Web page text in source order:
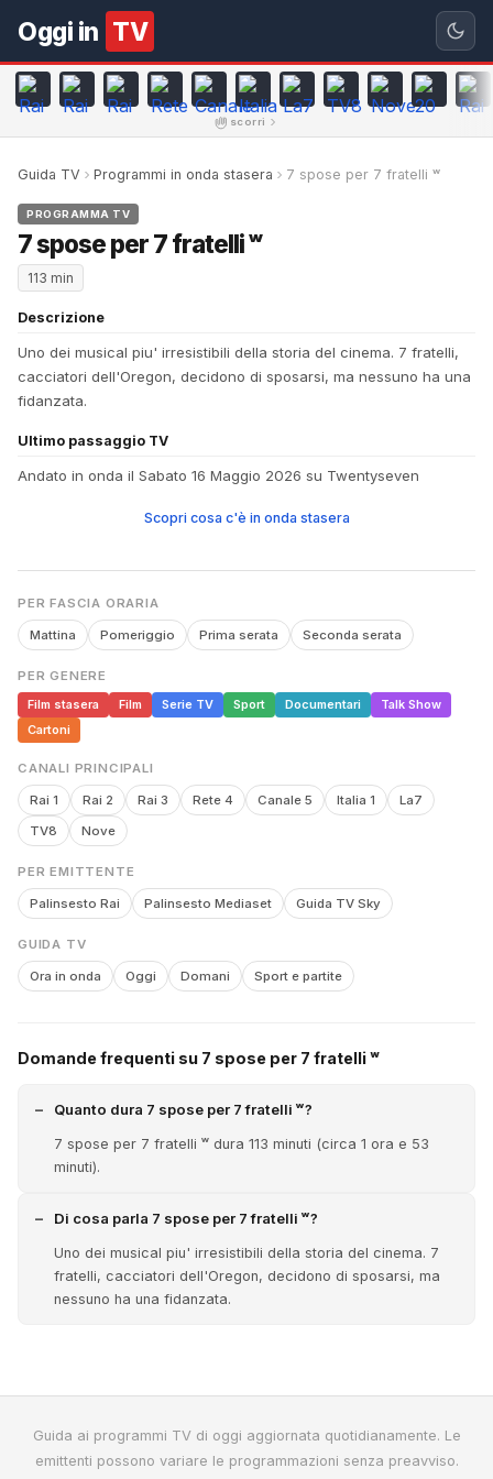
Oggi in TV
scorri
Guida TV Programmi in onda stasera 7 spose per 7 fratelli ʷ
PROGRAMMA TV
7 spose per 7 fratelli ʷ
113 min
Descrizione
Uno dei musical piu' irresistibili della storia del cinema. 7 fratelli,
cacciatori dell'Oregon, decidono di sposarsi, ma nessuno ha una
fidanzata.
Ultimo passaggio TV
Andato in onda il Sabato 16 Maggio 2026 su Twentyseven
Scopri cosa c'è in onda stasera
PER FASCIA ORARIA
Mattina Pomeriggio Prima serata Seconda serata
PER GENERE
Film stasera
Film Serie TV Sport Documentari
Talk Show
Cartoni
CANALI PRINCIPALI
Rai 1 Rai 2 Rai 3 Rete 4 Canale 5 Italia 1
La7
TV8
Nove
PER EMITTENTE
Palinsesto Rai Palinsesto Mediaset Guida TV Sky
GUIDA TV
Ora in onda Oggi Domani Sport e partite
Domande frequenti su 7 spose per 7 fratelli ʷ
Quanto dura 7 spose per 7 fratelli ʷ?
7 spose per 7 fratelli ʷ dura 113 minuti (circa 1 ora e 53
minuti).
Di cosa parla 7 spose per 7 fratelli ʷ?
Uno dei musical piu' irresistibili della storia del cinema. 7
fratelli, cacciatori dell'Oregon, decidono di sposarsi, ma
nessuno ha una fidanzata.
Guida ai programmi TV di oggi aggiornata quotidianamente. Le
emittenti possono variare le programmazioni senza preavviso.